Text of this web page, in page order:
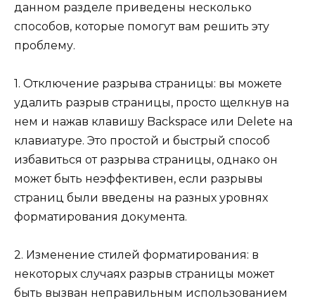
данном разделе приведены несколько
способов, которые помогут вам решить эту
проблему.
1. Отключение разрыва страницы: вы можете
удалить разрыв страницы, просто щелкнув на
нем и нажав клавишу Backspace или Delete на
клавиатуре. Это простой и быстрый способ
избавиться от разрыва страницы, однако он
может быть неэффективен, если разрывы
страниц были введены на разных уровнях
форматирования документа.
2. Изменение стилей форматирования: в
некоторых случаях разрыв страницы может
быть вызван неправильным использованием